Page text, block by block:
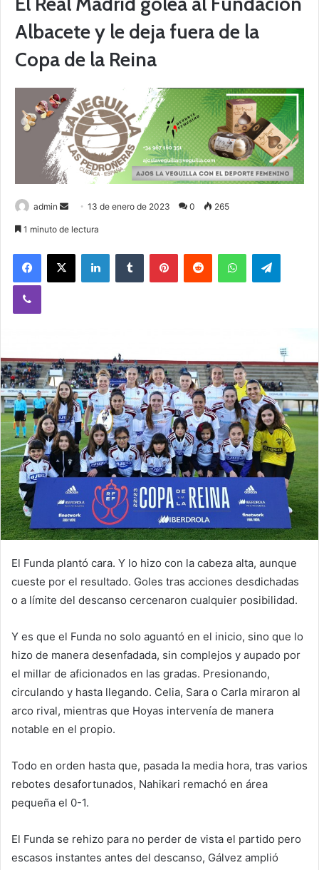
Albacete y le deja fuera de la
Copa de la Reina
admin
e
i
l
13 de enero de 2023 0 265
1 minuto de lectura
El Funda plantó cara. Y lo hizo con la cabeza alta, aunque
cueste por el resultado. Goles tras acciones desdichadas
o a límite del descanso cercenaron cualquier posibilidad.
Y es que el Funda no solo aguantó en el inicio, sino que lo
hizo de manera desenfadada, sin complejos y aupado por
el millar de aficionados en las gradas. Presionando,
circulando y hasta llegando. Celia, Sara o Carla miraron al
arco rival, mientras que Hoyas intervenía de manera
notable en el propio.
Todo en orden hasta que, pasada la media hora, tras varios
rebotes desafortunados, Nahikari remachó en área
pequeña el 0-1.
El Funda se rehizo para no perder de vista el partido pero
escasos instantes antes del descanso, Gálvez amplió